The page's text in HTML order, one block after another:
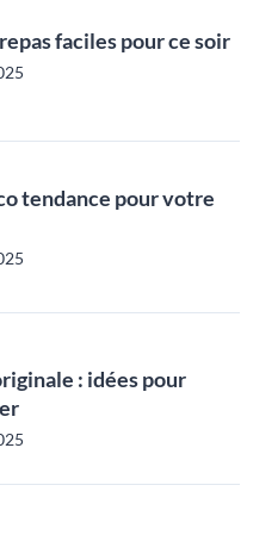
faciles pour ce soir
tendance pour votre
: idées pour